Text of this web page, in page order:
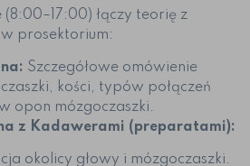
(8:00–17:00) łączy teorię z
prosektorium:
Szczegółowe omówienie
kości, typów połączeń
opon mózgoczaszki.
z Kadawerami (preparatami):
okolicy głowy i mózgoczaszki.